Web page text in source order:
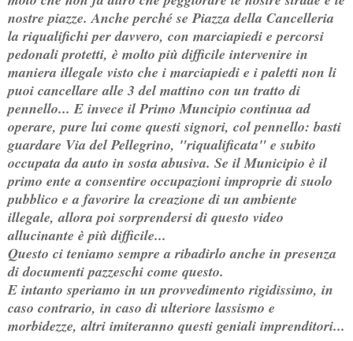
nostre piazze. Anche perché se Piazza della Cancelleria
la riqualifichi per davvero, con marciapiedi e percorsi
pedonali protetti, è molto più difficile intervenire in
maniera illegale visto che i marciapiedi e i paletti non li
puoi cancellare alle 3 del mattino con un tratto di
pennello... E invece il Primo Muncipio continua ad
operare, pure lui come questi signori, col pennello: basti
guardare Via del Pellegrino, "riqualificata" e subito
occupata da auto in sosta abusiva. Se il Municipio è il
primo ente a consentire occupazioni improprie di suolo
pubblico e a favorire la creazione di un ambiente
illegale, allora poi sorprendersi di questo video
allucinante è più difficile...
Questo ci teniamo sempre a ribadirlo anche in presenza
di documenti pazzeschi come questo.
E intanto speriamo in un provvedimento rigidissimo, in
caso contrario, in caso di ulteriore lassismo e
morbidezze, altri imiteranno questi geniali imprenditori...